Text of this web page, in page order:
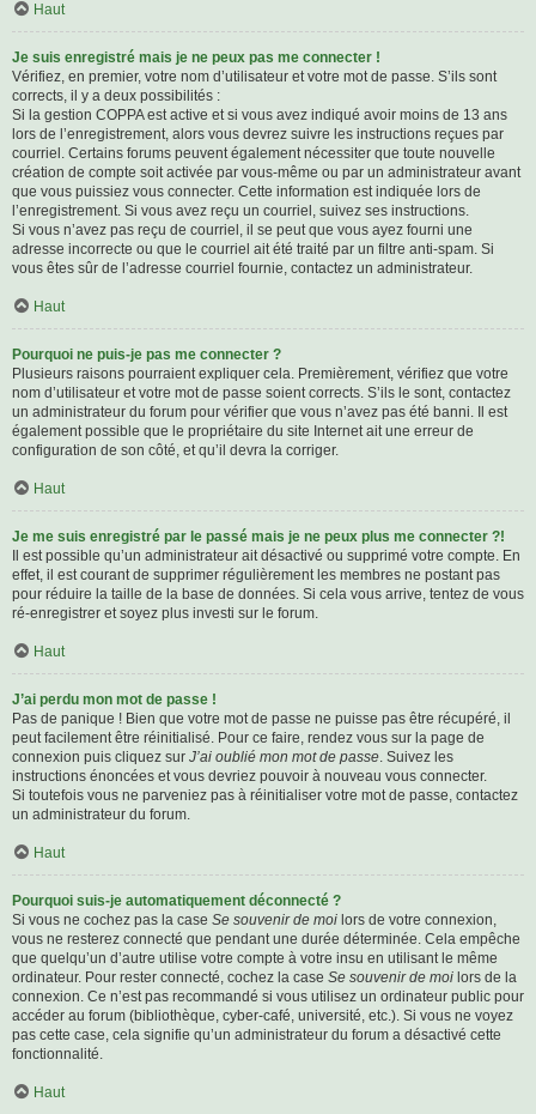
Haut
Je suis enregistré mais je ne peux pas me connecter !
Vérifiez, en premier, votre nom d’utilisateur et votre mot de passe. S’ils sont
corrects, il y a deux possibilités :
Si la gestion COPPA est active et si vous avez indiqué avoir moins de 13 ans
lors de l’enregistrement, alors vous devrez suivre les instructions reçues par
courriel. Certains forums peuvent également nécessiter que toute nouvelle
création de compte soit activée par vous-même ou par un administrateur avant
que vous puissiez vous connecter. Cette information est indiquée lors de
l’enregistrement. Si vous avez reçu un courriel, suivez ses instructions.
Si vous n’avez pas reçu de courriel, il se peut que vous ayez fourni une
adresse incorrecte ou que le courriel ait été traité par un filtre anti-spam. Si
vous êtes sûr de l’adresse courriel fournie, contactez un administrateur.
Haut
Pourquoi ne puis-je pas me connecter ?
Plusieurs raisons pourraient expliquer cela. Premièrement, vérifiez que votre
nom d’utilisateur et votre mot de passe soient corrects. S’ils le sont, contactez
un administrateur du forum pour vérifier que vous n’avez pas été banni. Il est
également possible que le propriétaire du site Internet ait une erreur de
configuration de son côté, et qu’il devra la corriger.
Haut
Je me suis enregistré par le passé mais je ne peux plus me connecter ?!
Il est possible qu’un administrateur ait désactivé ou supprimé votre compte. En
effet, il est courant de supprimer régulièrement les membres ne postant pas
pour réduire la taille de la base de données. Si cela vous arrive, tentez de vous
ré-enregistrer et soyez plus investi sur le forum.
Haut
J’ai perdu mon mot de passe !
Pas de panique ! Bien que votre mot de passe ne puisse pas être récupéré, il
peut facilement être réinitialisé. Pour ce faire, rendez vous sur la page de
connexion puis cliquez sur J’ai oublié mon mot de passe. Suivez les
instructions énoncées et vous devriez pouvoir à nouveau vous connecter.
Si toutefois vous ne parveniez pas à réinitialiser votre mot de passe, contactez
un administrateur du forum.
Haut
Pourquoi suis-je automatiquement déconnecté ?
Si vous ne cochez pas la case Se souvenir de moi lors de votre connexion,
vous ne resterez connecté que pendant une durée déterminée. Cela empêche
que quelqu’un d’autre utilise votre compte à votre insu en utilisant le même
ordinateur. Pour rester connecté, cochez la case Se souvenir de moi lors de la
connexion. Ce n’est pas recommandé si vous utilisez un ordinateur public pour
accéder au forum (bibliothèque, cyber-café, université, etc.). Si vous ne voyez
pas cette case, cela signifie qu’un administrateur du forum a désactivé cette
fonctionnalité.
Haut